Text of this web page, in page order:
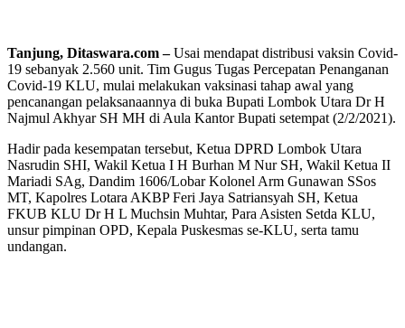
Tanjung, Ditaswara.com –Usai mendapat distribusi vaksin Covid-
19 sebanyak 2.560 unit. Tim Gugus Tugas Percepatan Penanganan
Covid-19 KLU, mulai melakukan vaksinasi tahap awal yang
pencanangan pelaksanaannya di buka Bupati Lombok Utara Dr H
Najmul Akhyar SH MH di Aula Kantor Bupati setempat (2/2/2021).
Hadir pada kesempatan tersebut, Ketua DPRD Lombok Utara
Nasrudin SHI, Wakil Ketua I H Burhan M Nur SH, Wakil Ketua II
Mariadi SAg, Dandim 1606/Lobar Kolonel Arm Gunawan SSos
MT, Kapolres Lotara AKBP Feri Jaya Satriansyah SH, Ketua
FKUB KLU Dr H L Muchsin Muhtar, Para Asisten Setda KLU,
unsur pimpinan OPD, Kepala Puskesmas se-KLU, serta tamu
undangan.